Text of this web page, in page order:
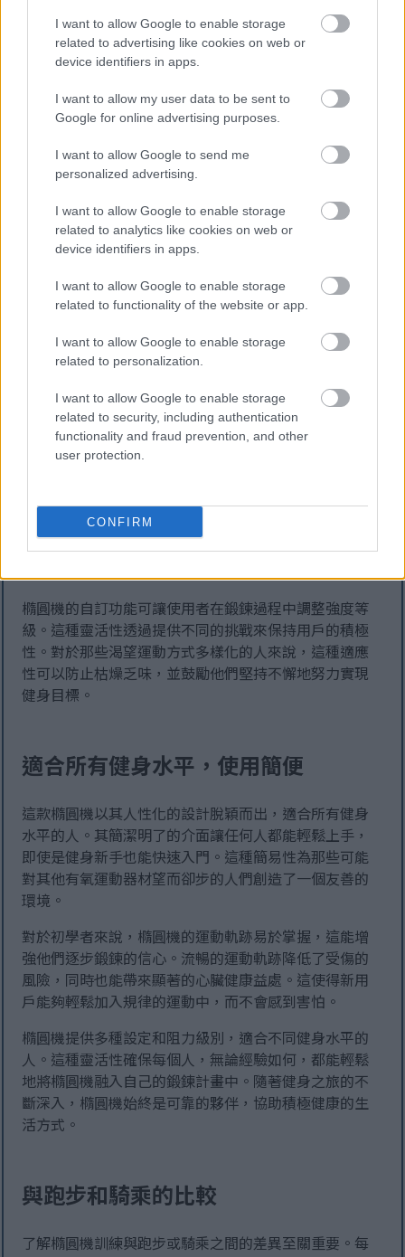
I want to allow Google to enable storage
related to advertising like cookies on web or
device identifiers in apps.
I want to allow my user data to be sent to
Google for online advertising purposes.
I want to allow Google to send me
personalized advertising.
I want to allow Google to enable storage
related to analytics like cookies on web or
device identifiers in apps.
I want to allow Google to enable storage
related to functionality of the website or app.
I want to allow Google to enable storage
related to personalization.
I want to allow Google to enable storage
related to security, including authentication
functionality and fraud prevention, and other
user protection.
CONFIRM
這種運動方式有助於增強體力和耐力。無論您喜歡穩定
的有氧運動還是高強度間歇訓練，橢圓機都能滿足您的
需求。它允許您定制鍛煉計劃，從而有益於您的心血管
橢圓機上訓練。.
按一下或點擊圖片以獲得更多資訊和更高解析度。
橢圓機的多功能性
愛好者。這些機器通常配備可編程程序，模擬各種地
形，例如山丘或山谷。這項功能使每次鍛鍊都獨一無
二、趣味十足。使用者可以根據自身目標選擇各種健身
橢圓機的自訂功能可讓使用者在鍛鍊過程中調整強度等
級。這種靈活性透過提供不同的挑戰來保持用戶的積極
性。對於那些渴望運動方式多樣化的人來說，這種適應
性可以防止枯燥乏味，並鼓勵他們堅持不懈地努力實現
健身目標。
適合所有健身水平，使用簡便
這款橢圓機以其人性化的設計脫穎而出，適合所有健身
水平的人。其簡潔明了的介面讓任何人都能輕鬆上手，
即使是健身新手也能快速入門。這種簡易性為那些可能
對其他有氧運動器材望而卻步的人們創造了一個友善的
環境。
對於初學者來說，橢圓機的運動軌跡易於掌握，這能增
強他們逐步鍛鍊的信心。流暢的運動軌跡降低了受傷的
風險，同時也能帶來顯著的心臟健康益處。這使得新用
戶能夠輕鬆加入規律的運動中，而不會感到害怕。
橢圓機提供多種設定和阻力級別，適合不同健身水平的
人。這種靈活性確保每個人，無論經驗如何，都能輕鬆
地將橢圓機融入自己的鍛鍊計畫中。隨著健身之旅的不
斷深入，橢圓機始終是可靠的夥伴，協助積極健康的生
活方式。
與跑步和騎乘的比較
了解橢圓機訓練與跑步或騎乘之間的差異至關重要。每